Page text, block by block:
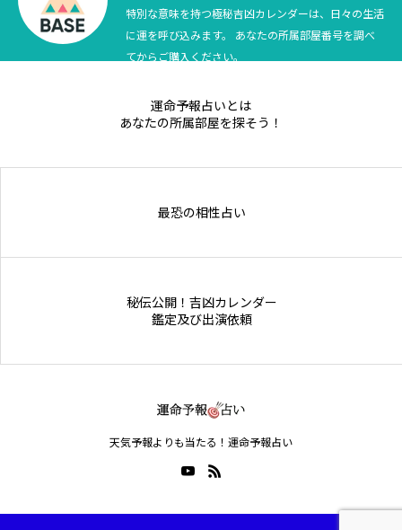
テニス四大大会・五輪
特別な意味を持つ極秘吉凶カレンダーは、日々の生活
に運を呼び込みます。 あなたの所属部屋番号を調べ
てからご購入ください。
運命予報占いとは
あなたの所属部屋を探そう！
最恐の相性占い
秘伝公開！吉凶カレンダー
鑑定及び出演依頼
天気予報よりも当たる！運命予報占い